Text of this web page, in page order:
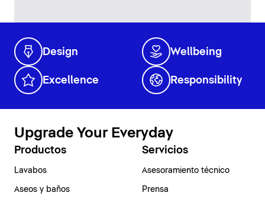
Design Wellbeing
Excellence Responsibility
Upgrade Your Everyday
Productos
Lavabos
Aseos y baños
Servicios
Asesoramiento técnico
Prensa